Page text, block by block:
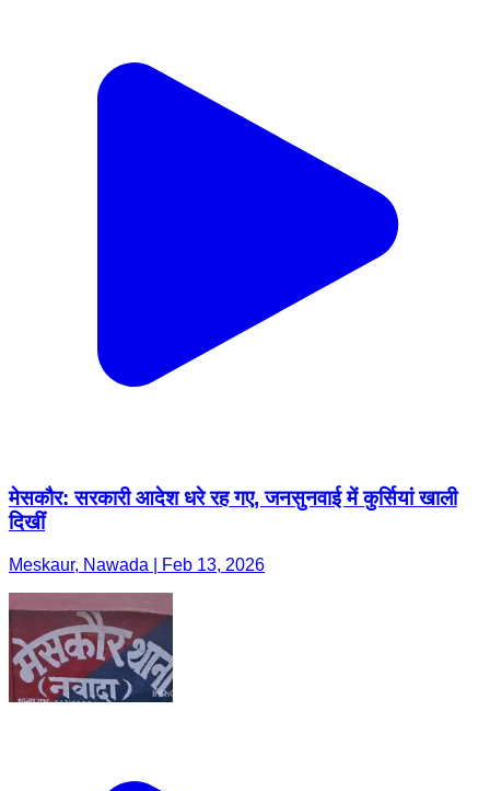
मेसकौर: सरकारी आदेश धरे रह गए, जनसुनवाई में कुर्सियां खाली
दिखीं
Meskaur, Nawada | Feb 13, 2026